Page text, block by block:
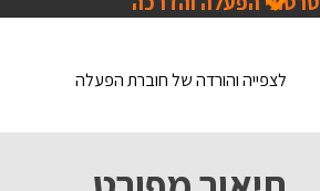
לצפייה והורדה של חוברת הפעלה